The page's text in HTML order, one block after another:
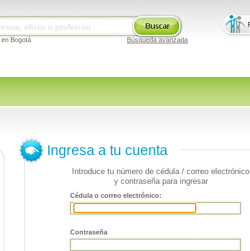
Bogotá Búsqueda avanzada
Ingresa a tu cuenta
Introduce tu número de cédula / correo electrónico
y contraseña para ingresar
Cédula o correo electrónico:
Contraseña